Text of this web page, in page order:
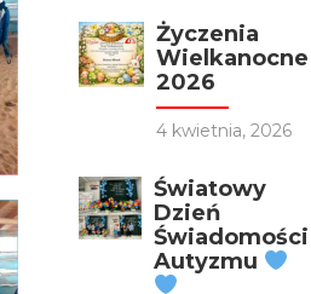
Życzenia
Wielkanocne
2026
4 kwietnia, 2026
Światowy
Dzień
Świadomości
Autyzmu